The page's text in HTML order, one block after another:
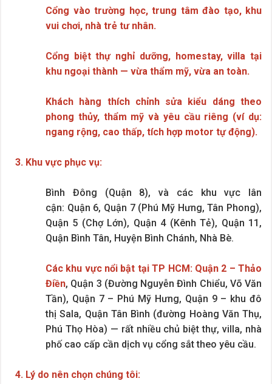
Cổng vào trường học, trung tâm đào tạo, khu
vui chơi, nhà trẻ tư nhân.
Cổng biệt thự nghỉ dưỡng, homestay, villa tại
khu ngoại thành — vừa thẩm mỹ, vừa an toàn.
Khách hàng thích chỉnh sửa kiểu dáng theo
phong thủy, thẩm mỹ và yêu cầu riêng (ví dụ:
ngang rộng, cao thấp, tích hợp motor tự động).
3. Khu vực phục vụ:
Bình Đông (Quận 8), và các khu vực lân
cận: Quận 6, Quận 7 (Phú Mỹ Hưng, Tân Phong),
Quận 5 (Chợ Lớn), Quận 4 (Kênh Tẻ), Quận 11,
Quận Bình Tân, Huyện Bình Chánh, Nhà Bè.
Các khu vực nổi bật tại TP HCM: Quận 2 – Thảo
Điền, Quận 3 (Đường Nguyễn Đình Chiểu, Võ Văn
Tần), Quận 7 – Phú Mỹ Hưng, Quận 9 – khu đô
thị Sala, Quận Tân Bình (đường Hoàng Văn Thụ,
Phú Thọ Hòa) — rất nhiều chủ biệt thự, villa, nhà
phố cao cấp cần dịch vụ cổng sắt theo yêu cầu.
4. Lý do nên chọn chúng tôi: